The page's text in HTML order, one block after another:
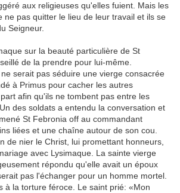
aux religieuses qu'elles fuient. Mais les
ne pas quitter le lieu de leur travail et ils se
Seigneur.
sur la beauté particulière de St
de la prendre pour lui-même.
serait pas séduire une vierge consacrée
à Primus pour cacher les autres
afin qu'ils ne tombent pas entre les
des soldats a entendu la conversation et
St Febronia off au commandant
liées et une chaîne autour de son cou.
de nier le Christ, lui promettant honneurs,
avec Lysimaque. La sainte vierge
répondu qu'elle avait un époux
pas l'échanger pour un homme mortel.
à la torture féroce. Le saint prié: «Mon